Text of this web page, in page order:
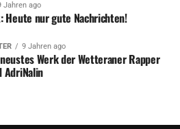
Jahren ago
Heute nur gute Nachrichten!
9 Jahren ago
neustes Werk der Wetteraner Rapper
AdriNalin